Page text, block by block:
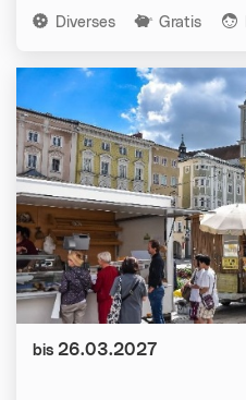
Kategorien:
Diverses Gratis
Datum:
bis 26.03.2027